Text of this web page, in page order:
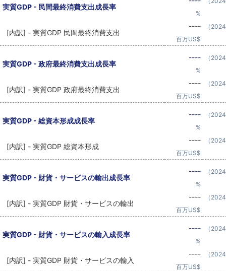
実質GDP - 民間最終消費支出成長率
%
[内訳] - 実質GDP 民間最終消費支出
----
百万US$
（
実質GDP - 政府最終消費支出成長率
----
%
（
[内訳] - 実質GDP 政府最終消費支出
----
百万US$
（
実質GDP - 総資本形成成長率
----
%
（
[内訳] - 実質GDP 総資本形成
----
百万US$
（
実質GDP - 財貨・サービスの輸出成長率
----
%
（
[内訳] - 実質GDP 財貨・サービスの輸出
----
百万US$
（
実質GDP - 財貨・サービスの輸入成長率
----
%
（
[内訳] - 実質GDP 財貨・サービスの輸入
----
百万US$
（